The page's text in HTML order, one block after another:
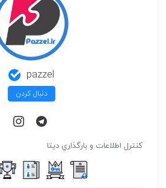
pazzel
دنبال کردن
كنترل اطلاعات و بارگذاري ديتا